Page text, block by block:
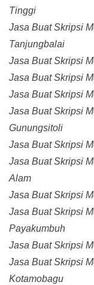
Tinggi
Jasa Buat Skripsi
Tanjungbalai
Jasa Buat Skripsi
Jasa Buat Skripsi
Jasa Buat Skripsi
Jasa Buat Skripsi
Gunungsitoli
Jasa Buat Skripsi
Jasa Buat Skripsi
Alam
Jasa Buat Skripsi
Jasa Buat Skripsi
Payakumbuh
Jasa Buat Skripsi
Jasa Buat Skripsi
Kotamobagu